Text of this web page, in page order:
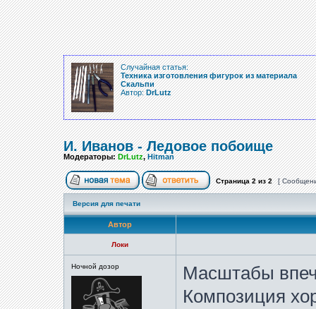
Случайная статья:
Техника изготовления фигурок из материала
Скальпи
Автор:DrLutz
И. Иванов - Ледовое побоище
Модераторы:DrLutz,Hitman
Страница2из2 [
Версия для печати
Автор
Локи
Ночной дозор
Масштабы
Композиция